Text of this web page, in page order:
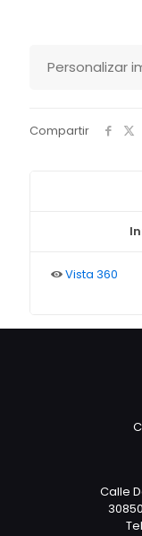
Personalizar
Compartir
Vista 360
Calle